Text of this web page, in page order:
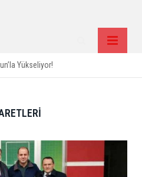
Yükseliyor!